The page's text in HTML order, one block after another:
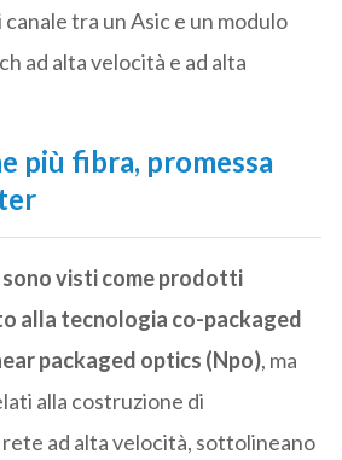
tra un Asic e un modulo
ad alta velocità e ad alta
più fibra, promessa
visti come prodotti
alla tecnologia co-packaged
packaged optics (Npo), ma
alla costruzione di
ad alta velocità, sottolineano